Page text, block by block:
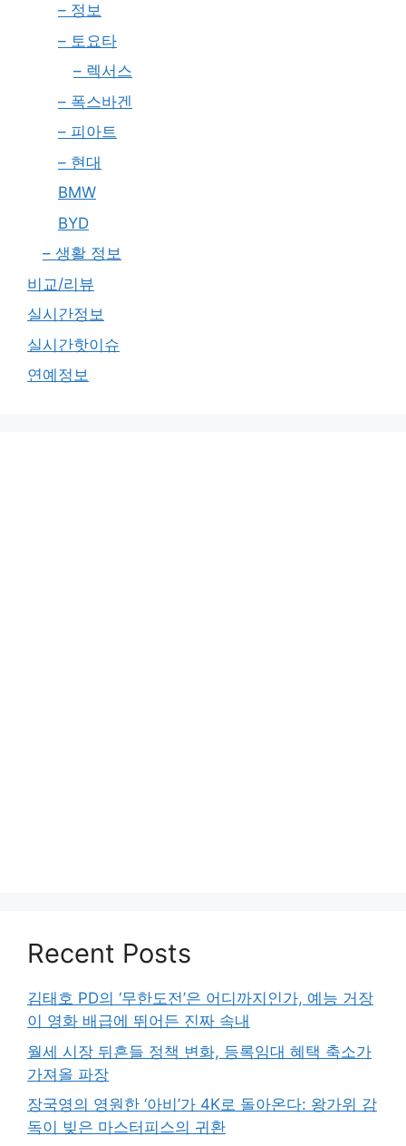
– 정보
– 토요타
– 렉서스
– 폭스바겐
– 피아트
– 현대
BMW
BYD
– 생활 정보
비교/리뷰
실시간정보
실시간핫이슈
연예정보
Recent Posts
김태호 PD의 ‘무한도전’은 어디까지인가, 예능 거장
이 영화 배급에 뛰어든 진짜 속내
월세 시장 뒤흔들 정책 변화, 등록임대 혜택 축소가
가져올 파장
장국영의 영원한 ‘아비’가 4K로 돌아온다: 왕가위 감
독이 빚은 마스터피스의 귀환